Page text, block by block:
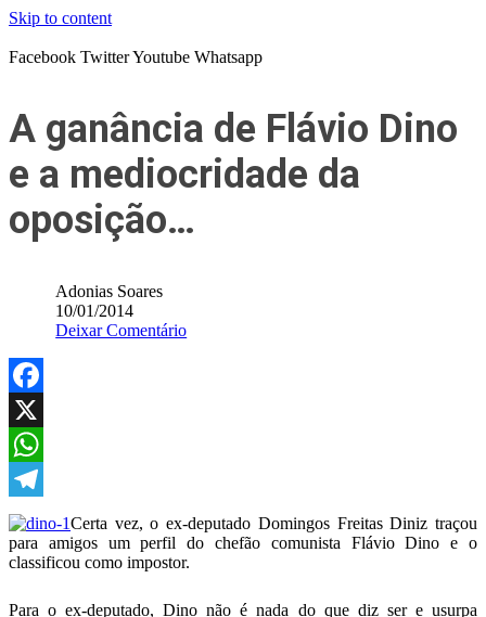
Skip to content
Facebook TwitterYoutube Whatsapp
A ganância de Flávio Dino
e a mediocridade da
oposição…
Adonias Soares
10/01/2014
Deixar Comentário
Facebook
X
WhatsApp
Telegram
Certa vez, o ex-deputado Domingos Freitas Diniz traçou
para amigos um perfil do chefão comunista Flávio Dino e o
classificou como impostor.
Para o ex-deputado, Dino não é nada do que diz ser e usurpa